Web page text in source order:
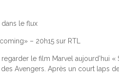
le flux
– 20h15 sur RTL
le film Marvel aujourd’hui
Avengers. Après un court laps